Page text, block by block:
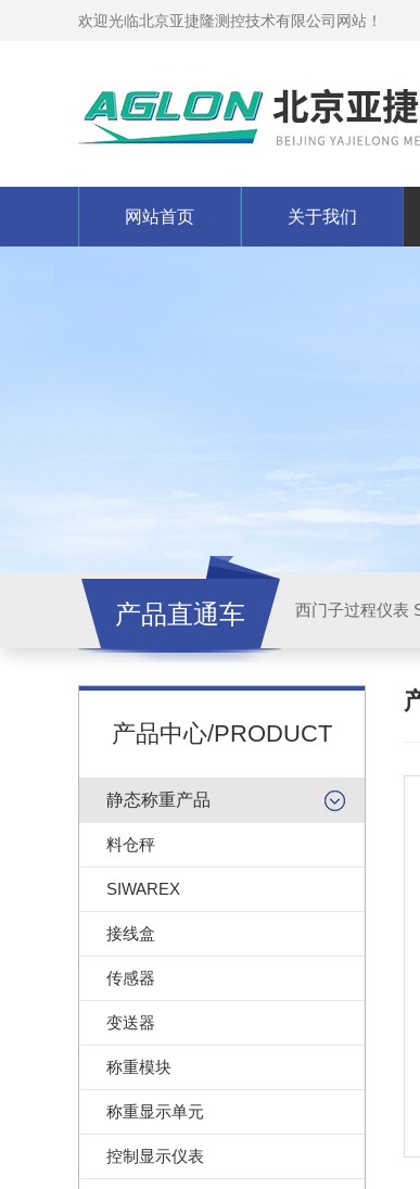
欢迎光临北京亚捷隆测控技术有限公司网站！
网站首页 关于我们
产品直通车 西门子过程仪表
产品中心/PRODUCT
静态称重产品
料仓秤
SIWAREX
接线盒
传感器
变送器
称重模块
称重显示单元
控制显示仪表